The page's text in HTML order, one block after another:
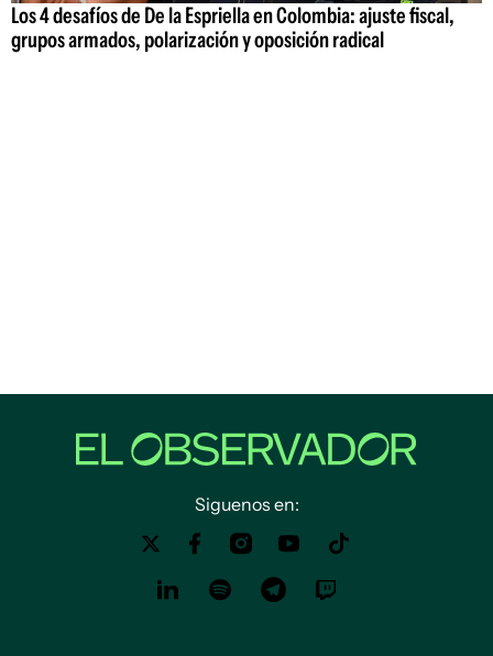
Los 4 desafíos de De la Espriella en Colombia: ajuste fiscal,
grupos armados, polarización y oposición radical
Siguenos en: